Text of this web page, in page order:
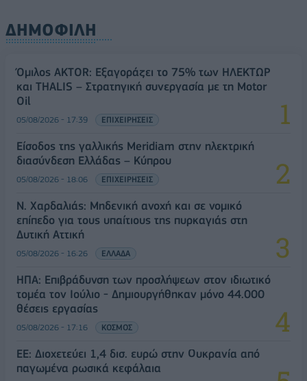
ΔΗΜΟΦΙΛΗ
Όμιλος AKTOR: Εξαγοράζει το 75% των ΗΛΕΚΤΩΡ
και THALIS – Στρατηγική συνεργασία με τη Motor
Oil
05/08/2026 - 17:39 ΕΠΙΧΕΙΡΗΣΕΙΣ
Είσοδος της γαλλικής Meridiam στην ηλεκτρική
διασύνδεση Ελλάδας – Κύπρου
05/08/2026 - 18:06 ΕΠΙΧΕΙΡΗΣΕΙΣ
Ν. Χαρδαλιάς: Μηδενική ανοχή και σε νομικό
επίπεδο για τους υπαίτιους της πυρκαγιάς στη
Δυτική Αττική
05/08/2026 - 16:26 ΕΛΛΑΔΑ
ΗΠΑ: Επιβράδυνση των προσλήψεων στον ιδιωτικό
τομέα τον Ιούλιο - Δημιουργήθηκαν μόνο 44.000
θέσεις εργασίας
05/08/2026 - 17:16 ΚΟΣΜΟΣ
ΕΕ: Διοχετεύει 1,4 δισ. ευρώ στην Ουκρανία από
παγωμένα ρωσικά κεφάλαια